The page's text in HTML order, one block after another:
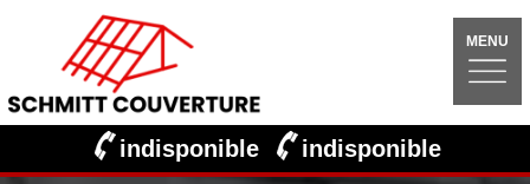
MENU
indisponible indisponible